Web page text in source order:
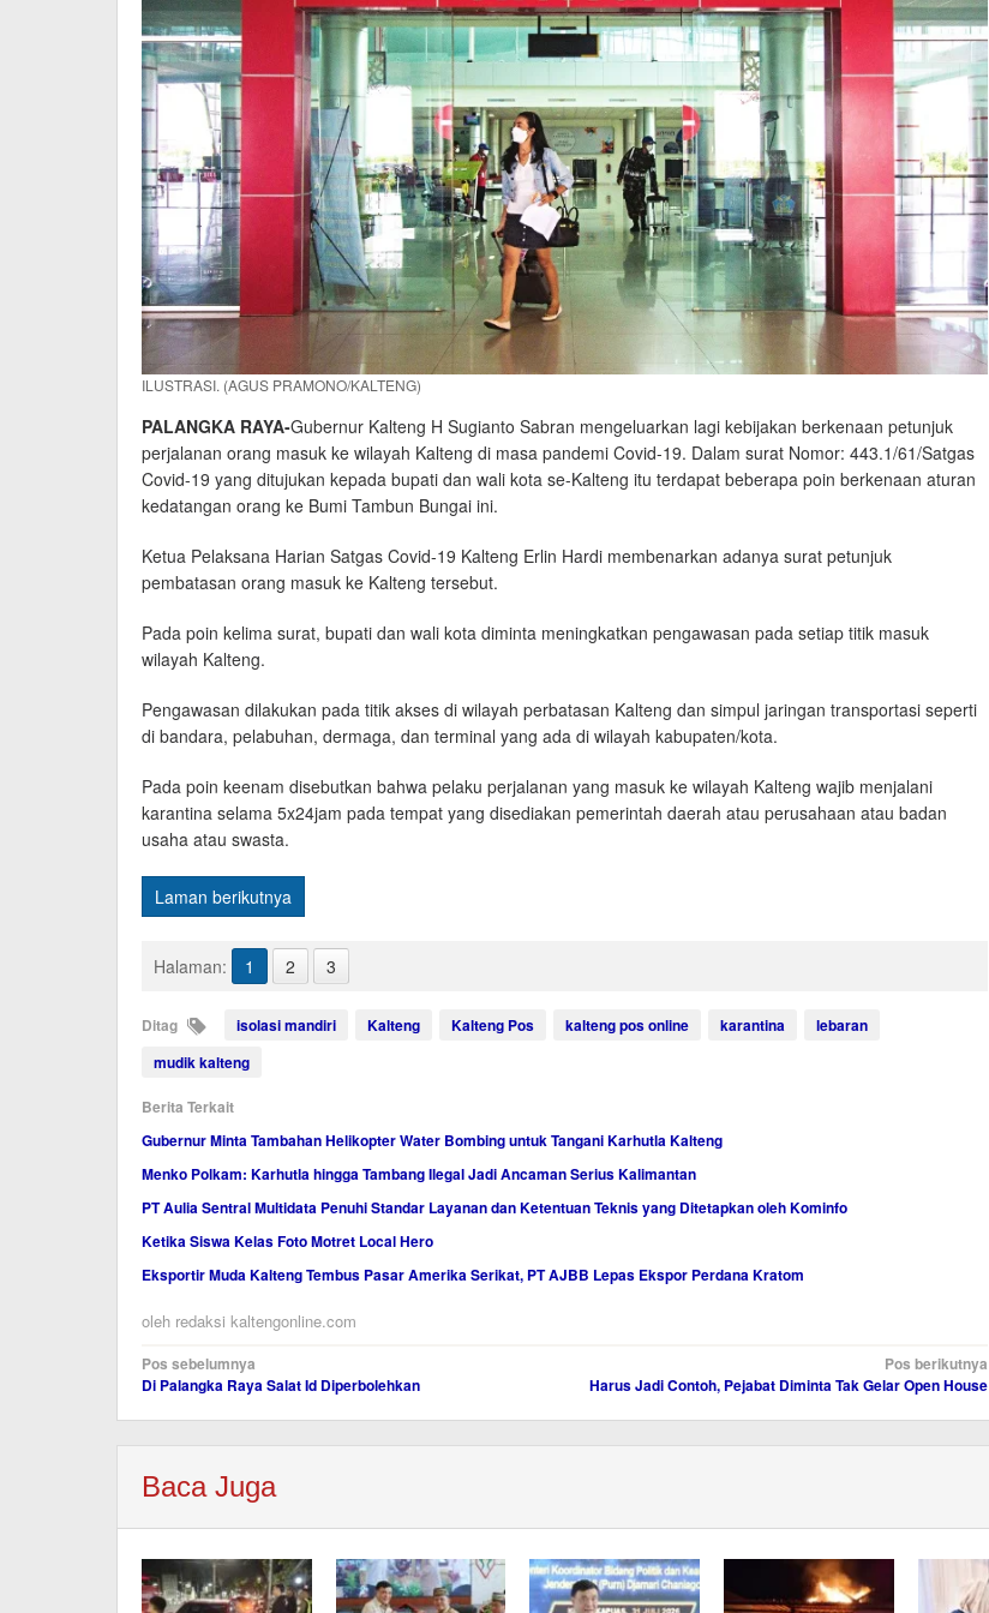
ILUSTRASI. (AGUS PRAMONO/KALTENG)
PALANGKA RAYA-Gubernur Kalteng H Sugianto Sabran mengeluarkan lagi kebijakan berkenaan petunjuk
perjalanan orang masuk ke wilayah Kalteng di masa pandemi Covid-19. Dalam surat Nomor: 443.1/61/Satgas
Covid-19 yang ditujukan kepada bupati dan wali kota se-Kalteng itu terdapat beberapa poin berkenaan aturan
kedatangan orang ke Bumi Tambun Bungai ini.
Ketua Pelaksana Harian Satgas Covid-19 Kalteng Erlin Hardi membenarkan adanya surat petunjuk
pembatasan orang masuk ke Kalteng tersebut.
Pada poin kelima surat, bupati dan wali kota diminta meningkatkan pengawasan pada setiap titik masuk
wilayah Kalteng.
Pengawasan dilakukan pada titik akses di wilayah perbatasan Kalteng dan simpul jaringan transportasi seperti
di bandara, pelabuhan, dermaga, dan terminal yang ada di wilayah kabupaten/kota.
Pada poin keenam disebutkan bahwa pelaku perjalanan yang masuk ke wilayah Kalteng wajib menjalani
karantina selama 5x24jam pada tempat yang disediakan pemerintah daerah atau perusahaan atau badan
usaha atau swasta.
Laman berikutnya
Halaman: 1 2 3
Ditag isolasi mandiri Kalteng Kalteng Pos kalteng pos online karantina
lebaran
mudik kalteng
Berita Terkait
Gubernur Minta Tambahan Helikopter Water Bombing untuk Tangani Karhutla Kalteng
Menko Polkam: Karhutla hingga Tambang Ilegal Jadi Ancaman Serius Kalimantan
PT Aulia Sentral Multidata Penuhi Standar Layanan dan Ketentuan Teknis yang Ditetapkan oleh Kominfo
Ketika Siswa Kelas Foto Motret Local Hero
Eksportir Muda Kalteng Tembus Pasar Amerika Serikat, PT AJBB Lepas Ekspor Perdana Kratom
oleh redaksi kaltengonline.com
Navigasi
pos
Pos sebelumnya
Di Palangka Raya Salat Id Diperbolehkan
Pos berikutnya
Harus Jadi Contoh, Pejabat Diminta Tak Gelar Open House
Baca Juga